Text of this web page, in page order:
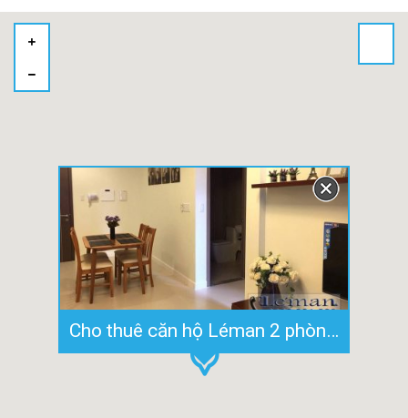
Cho thuê căn hộ Léman 2 phòng ngủ tại 117 Nguyễn Đình Chiểu, Quận 3